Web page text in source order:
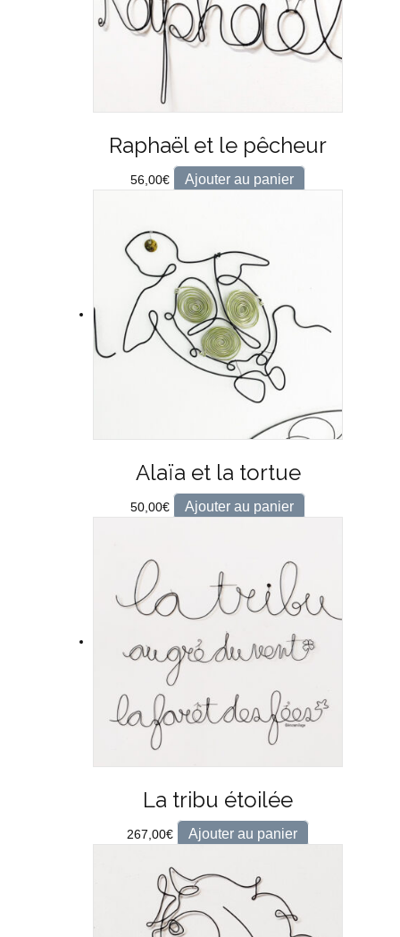
Raphaël et le pêcheur
56,00€ Ajouter au panier
Alaïa et la tortue
50,00€ Ajouter au panier
La tribu étoilée
267,00€ Ajouter au panier